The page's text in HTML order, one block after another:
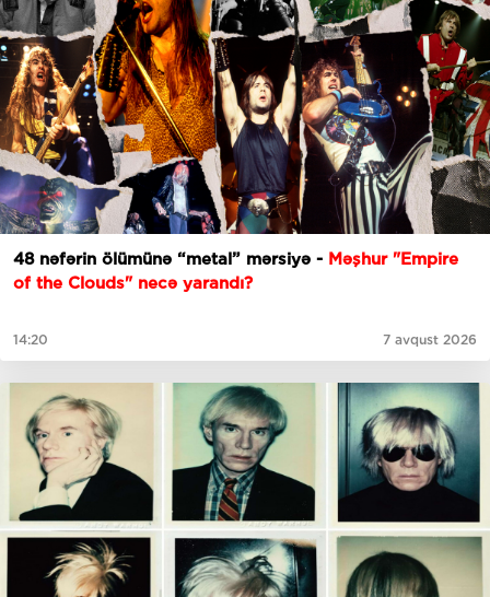
48 nəfərin ölümünə “metal” mərsiyə - Məşhur "Empire
of the Clouds" necə yarandı?
14:20 7 avqust 2026